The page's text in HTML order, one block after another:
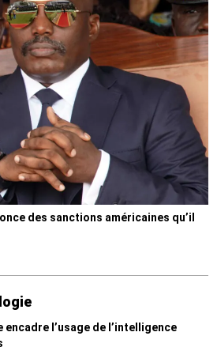
des sanctions américaines qu’il
encadre l’usage de l’intelligence